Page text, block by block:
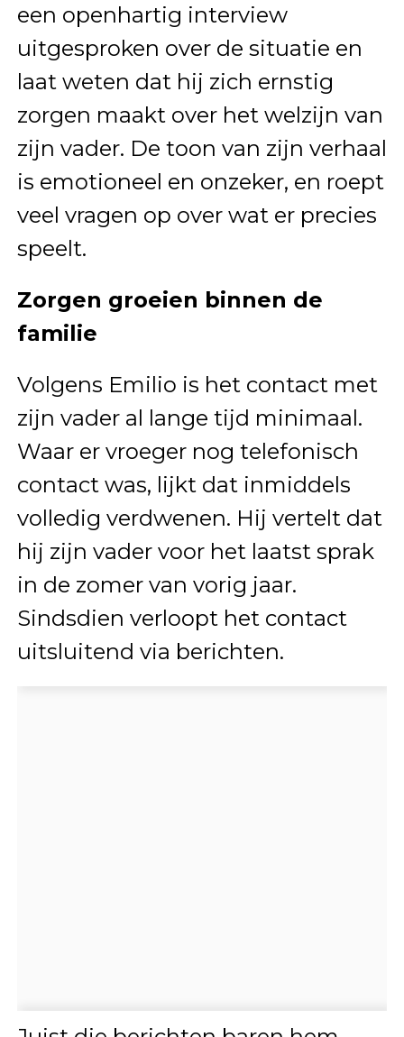
een openhartig interview
uitgesproken over de situatie en
laat weten dat hij zich ernstig
zorgen maakt over het welzijn van
zijn vader. De toon van zijn verhaal
is emotioneel en onzeker, en roept
veel vragen op over wat er precies
speelt.
Zorgen groeien binnen de
familie
Volgens Emilio is het contact met
zijn vader al lange tijd minimaal.
Waar er vroeger nog telefonisch
contact was, lijkt dat inmiddels
volledig verdwenen. Hij vertelt dat
hij zijn vader voor het laatst sprak
in de zomer van vorig jaar.
Sindsdien verloopt het contact
uitsluitend via berichten.